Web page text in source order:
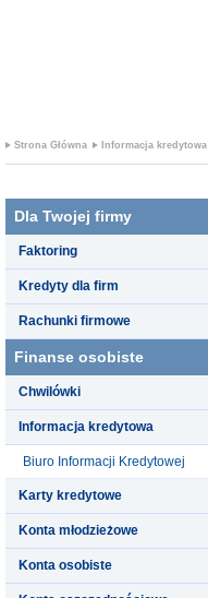
Strona Główna Informacja kredytowa
Dla Twojej firmy
Faktoring
Kredyty dla firm
Rachunki firmowe
Finanse osobiste
Chwilówki
Informacja kredytowa
Biuro Informacji Kredytowej
Karty kredytowe
Konta młodzieżowe
Konta osobiste